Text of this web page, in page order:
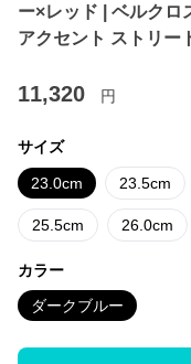
ー×レッド | ベルクロ
アクセント ストリー
11,320 円
サイズ
23.0cm 23.5cm
25.5cm 26.0cm
カラー
ダークブルー